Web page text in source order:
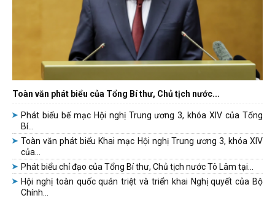
Toàn văn phát biểu của Tổng Bí thư, Chủ tịch nước...
Phát biểu bế mạc Hội nghị Trung ương 3, khóa XIV của Tổng
Bí...
Toàn văn phát biểu Khai mạc Hội nghị Trung ương 3, khóa XIV
của...
Phát biểu chỉ đạo của Tổng Bí thư, Chủ tịch nước Tô Lâm tại...
Hội nghị toàn quốc quán triệt và triển khai Nghị quyết của Bộ
Chính...